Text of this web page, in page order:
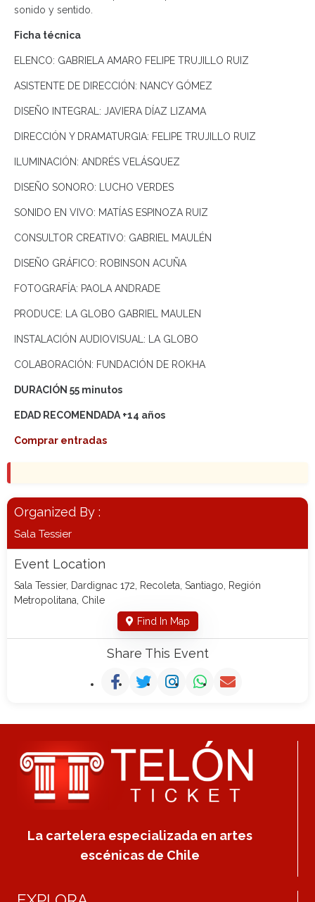
sonido y sentido.
Ficha técnica
ELENCO: GABRIELA AMARO FELIPE TRUJILLO RUIZ
ASISTENTE DE DIRECCIÓN: NANCY GÓMEZ
DISEÑO INTEGRAL: JAVIERA DÍAZ LIZAMA
DIRECCIÓN Y DRAMATURGIA: FELIPE TRUJILLO RUIZ
ILUMINACIÓN: ANDRÉS VELÁSQUEZ
DISEÑO SONORO: LUCHO VERDES
SONIDO EN VIVO: MATÍAS ESPINOZA RUIZ
CONSULTOR CREATIVO: GABRIEL MAULÉN
DISEÑO GRÁFICO: ROBINSON ACUÑA
FOTOGRAFÍA: PAOLA ANDRADE
PRODUCE: LA GLOBO GABRIEL MAULEN
INSTALACIÓN AUDIOVISUAL: LA GLOBO
COLABORACIÓN: FUNDACIÓN DE ROKHA
DURACIÓN 55 minutos
EDAD RECOMENDADA +14 años
Comprar entradas
Organized By :
Sala Tessier
Event Location
Sala Tessier, Dardignac 172, Recoleta, Santiago, Región
Metropolitana, Chile
Find In Map
Share This Event
La cartelera especializada en artes
escénicas de Chile